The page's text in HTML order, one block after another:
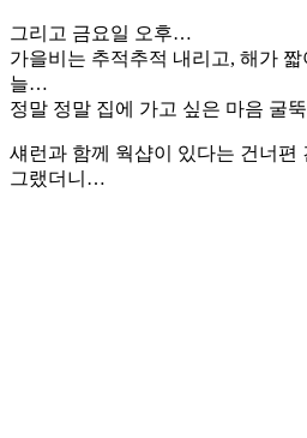
그리고 금요일 오후…
가을비는 추적추적 내리고, 해가
늘…
정말 정말 집에 가고 싶은 마음 굴
섀런과 함께 웍샵이 있다는 건너편
그랬더니…